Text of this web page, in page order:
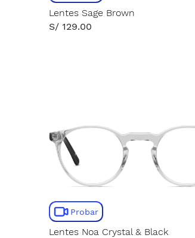
Lentes Sage Brown
S/ 129.00
Probar
Lentes Noa Crystal & Black